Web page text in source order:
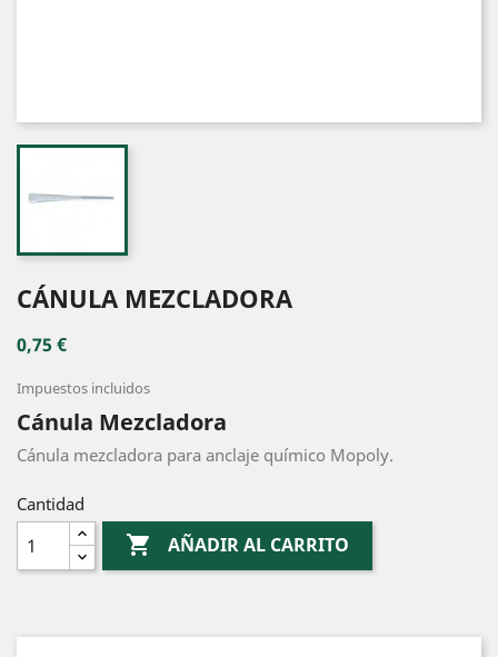
CÁNULA MEZCLADORA
0,75 €
Impuestos incluidos
Cánula Mezcladora
Cánula mezcladora para anclaje químico Mopoly.
Cantidad
 AÑADIR AL CARRITO